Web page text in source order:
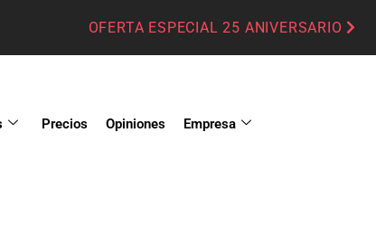
OFERTA ESPECIAL 25 ANIVERSARIO
Precios Opiniones Empresa